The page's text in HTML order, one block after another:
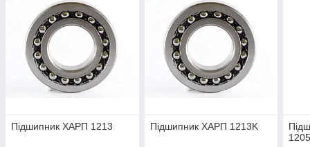
Підшипник ХАРП 1213 Підшипник ХАРП 1213K